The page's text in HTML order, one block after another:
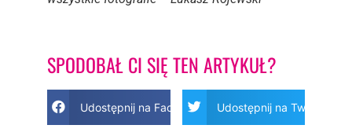
SPODOBAŁ CI SIĘ TEN ARTYKUŁ?
Udostępnij na Facebook Udostępnij na Twitter